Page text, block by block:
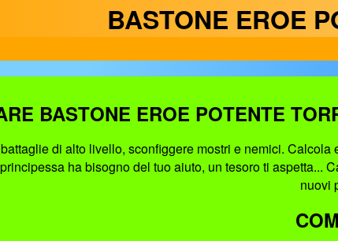
BASTONE EROE
BASTONE EROE POTENTE
di alto livello, sconfiggere mostri e nemici.
ha bisogno del tuo aiuto, un tesoro ti
nuovi